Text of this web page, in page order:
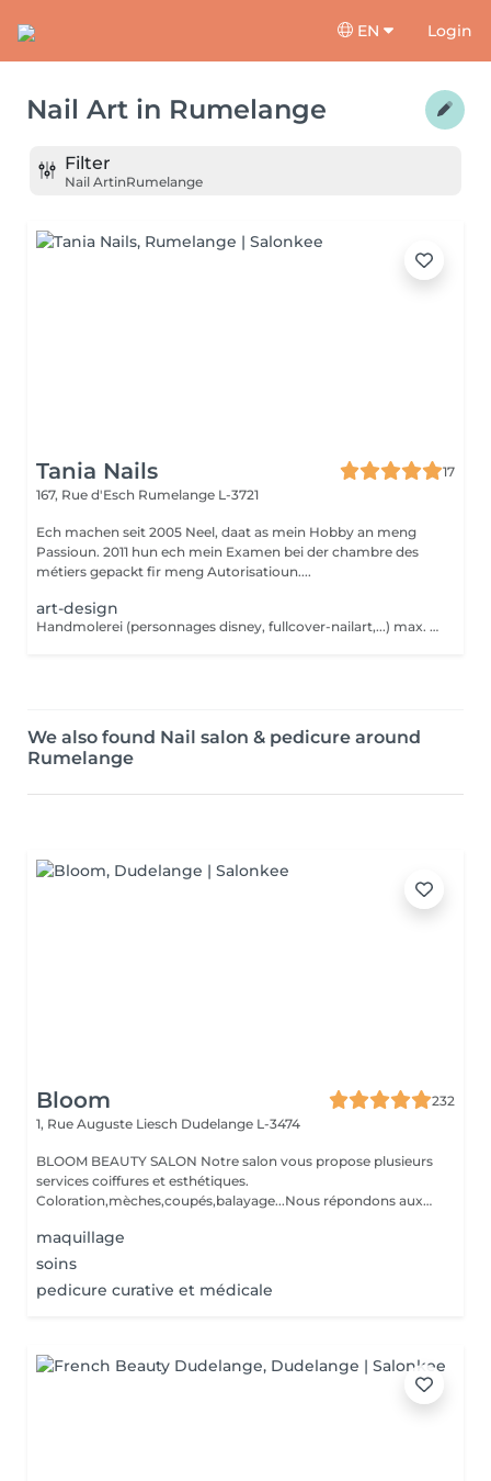
EN Login
Nail Art in Rumelange
Filter
Nail ArtinRumelange
Tania Nails
17
167, Rue d'Esch Rumelange L-3721
Ech machen seit 2005 Neel, daat as mein Hobby an meng
Passioun. 2011 hun ech mein Examen bei der chambre des
métiers gepackt fir meng Autorisatioun....
art-design
Handmolerei (personnages disney, fullcover-nailart,...) max. 2 ongles par rdv
We also found Nail salon & pedicure around
Rumelange
Bloom
232
1, Rue Auguste Liesch Dudelange L-3474
BLOOM BEAUTY SALON Notre salon vous propose plusieurs
services coiffures et esthétiques.
Coloration,mèches,coupés,balayage...Nous répondons aux
maquillage
soins
pedicure curative et médicale